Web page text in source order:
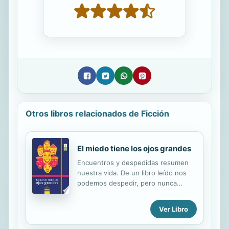
Otros libros relacionados de Ficción
El miedo tiene los ojos grandes
Encuentros y despedidas resumen
nuestra vida. De un libro leído nos
podemos despedir, pero nunca
personajes se asemejan a nosotros,
a nuestra historia y a los que vivimos
más acá de la universalidad de los
Ver Libro